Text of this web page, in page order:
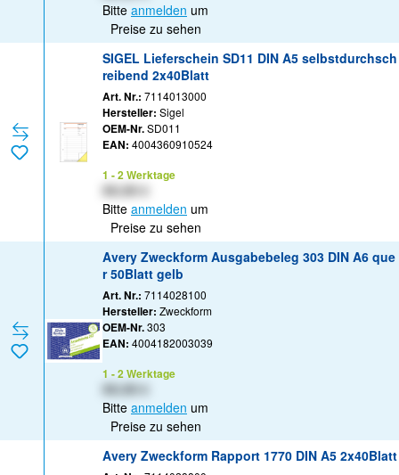
Bitte anmelden um
Preise zu sehen
SIGEL Lieferschein SD11 DIN A5 selbstdurchsch
reibend 2x40Blatt
Art. Nr.: 7114013000
Hersteller: Sigel
OEM-Nr.SD011
EAN: 4004360910524
1 - 2 Werktage
Bitte anmelden um
Preise zu sehen
Avery Zweckform Ausgabebeleg 303 DIN A6 que
r 50Blatt gelb
Art. Nr.: 7114028100
Hersteller: Zweckform
OEM-Nr.303
EAN: 4004182003039
1 - 2 Werktage
Bitte anmelden um
Preise zu sehen
Avery Zweckform Rapport 1770 DIN A5 2x40Blatt